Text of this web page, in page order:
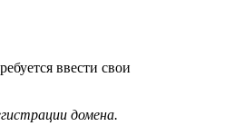
ввести свои
домена.